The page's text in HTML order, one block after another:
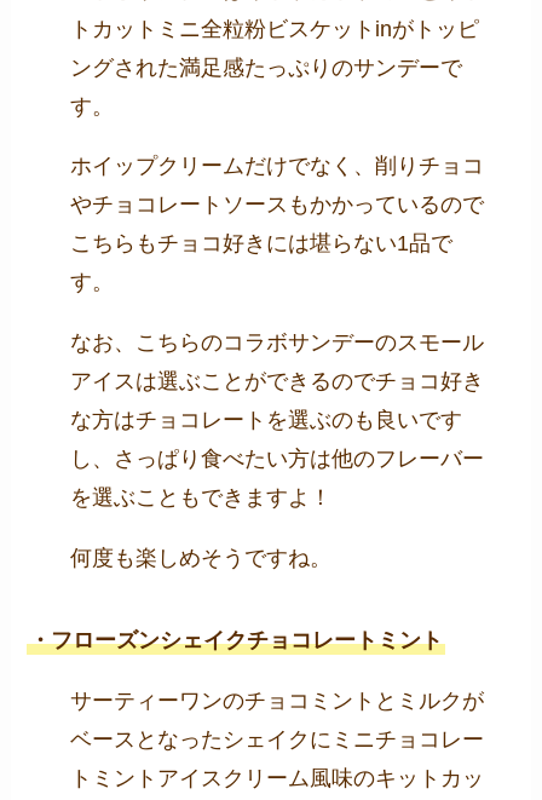
トカットミニ全粒粉ビスケットinがトッピ
ングされた満足感たっぷりのサンデーで
す。
ホイップクリームだけでなく、削りチョコ
やチョコレートソースもかかっているので
こちらもチョコ好きには堪らない1品で
す。
なお、こちらのコラボサンデーのスモール
アイスは選ぶことができるのでチョコ好き
な方はチョコレートを選ぶのも良いです
し、さっぱり食べたい方は他のフレーバー
を選ぶこともできますよ！
何度も楽しめそうですね。
・フローズンシェイクチョコレートミント
サーティーワンのチョコミントとミルクが
ベースとなったシェイクにミニチョコレー
トミントアイスクリーム風味のキットカッ